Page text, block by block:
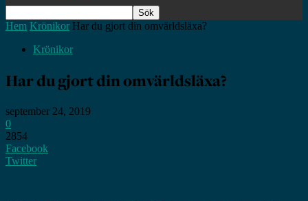
Hem Krönikor Har du gjort din omvärldsläxa?
Krönikor
Har du gjort din omvärldsläxa?
september 24, 2019
0
2854
Facebook
Twitter